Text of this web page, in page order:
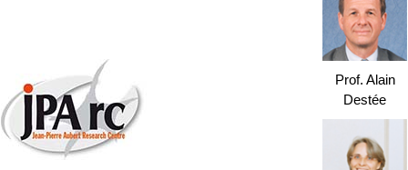
Prof. Alain
Destée